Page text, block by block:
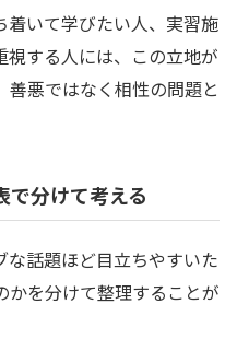
着いて学びたい人、実習施
する人には、この立地が
悪ではなく相性の問題と
で分けて考える
な話題ほど目立ちやすいた
かを分けて整理することが